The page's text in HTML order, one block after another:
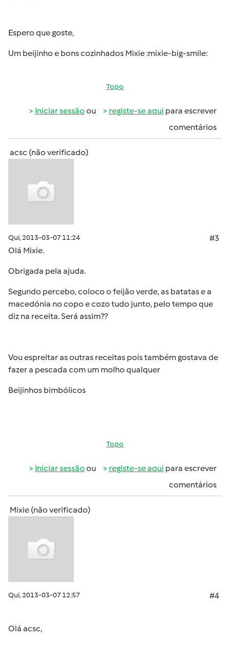
Espero que goste,
Um beijinho e bons cozinhados Mixie :mixie-big-smile:
Topo
Iniciar sessão ou registe-se aqui para escrever
comentários
acsc (não verificado)
Qui, 2013-03-07 11:24
#3
Olá Mixie.
Obrigada pela ajuda.
Segundo percebo, coloco o feijão verde, as batatas e a
macedónia no copo e cozo tudo junto, pelo tempo que
diz na receita. Será assim??
Vou espreitar as outras receitas pois também gostava de
fazer a pescada com um molho qualquer
Beijinhos bimbólicos
Topo
Iniciar sessão ou registe-se aqui para escrever
comentários
Mixie (não verificado)
Qui, 2013-03-07 12:57 #4
Olá acsc,